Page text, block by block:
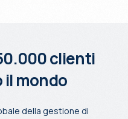
clienti
il mondo
della gestione di